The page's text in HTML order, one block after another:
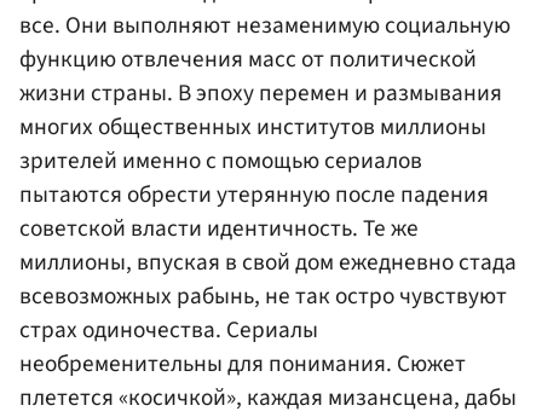
все. Они выполняют незаменимую социальную
функцию отвлечения масс от политической
жизни страны. В эпоху перемен и размывания
многих общественных институтов миллионы
зрителей именно с помощью сериалов
пытаются обрести утерянную после падения
советской власти идентичность. Те же
миллионы, впуская в свой дом ежедневно стада
всевозможных рабынь, не так остро чувствуют
страх одиночества. Сериалы
необременительны для понимания. Сюжет
плетется «косичкой», каждая мизансцена, дабы